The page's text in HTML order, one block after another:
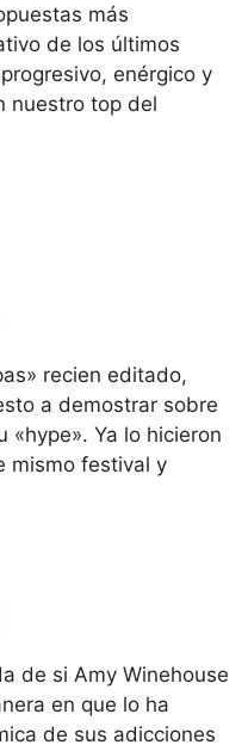
más
de los últimos
enérgico y
nuestro top del
recien editado,
a demostrar sobre
«hype». Ya lo hicieron
mismo festival y
de si Amy Winehouse
en que lo ha
de sus adicciones